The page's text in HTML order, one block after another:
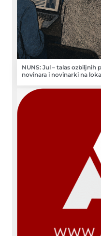
NUNS: Jul – talas
novinara i novinarki na